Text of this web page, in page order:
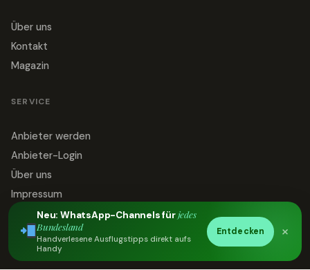
Über uns
Kontakt
Magazin
SERVICE
Anbieter werden
Anbieter-Login
Über uns
Impressum
Datenschutz
Kontakt
Neu: WhatsApp-Channels fürjedes
Bundesland
Handverlesene Ausflugstipps direkt aufs
Handy
Entdecken ×